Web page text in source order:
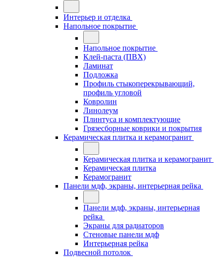
Интерьер и отделка
Напольное покрытие
Напольное покрытие
Клей-паста (ПВХ)
Ламинат
Подложка
Профиль стыкоперекрывающий,
профиль угловой
Ковролин
Линолеум
Плинтуса и комплектующие
Грязесборные коврики и покрытия
Керамическая плитка и керамогранит
Керамическая плитка и керамогранит
Керамическая плитка
Керамогранит
Панели мдф, экраны, интерьерная рейка
Панели мдф, экраны, интерьерная
рейка
Экраны для радиаторов
Стеновые панели мдф
Интерьерная рейка
Подвесной потолок